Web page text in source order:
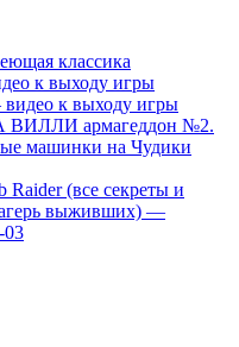
классика
к выходу игры
к выходу игры
армагеддон №2.
машинки на Чудики
Raider (все секреты и
выживших) —
03